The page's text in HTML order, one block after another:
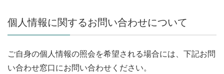
個人情報に関するお問い合わせについて
ご自身の個人情報の照会を希望される場合には、下記お問
い合わせ窓口にお問い合わせください。